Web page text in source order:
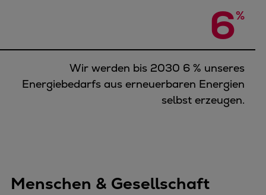
6%
Wir werden bis 2030 6 % unseres
Energiebedarfs aus erneuerbaren Energien
selbst erzeugen.
Menschen & Gesellschaft